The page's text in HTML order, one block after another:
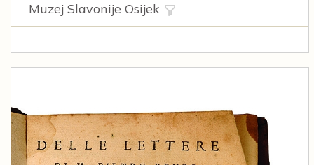
Muzej Slavonije Osijek